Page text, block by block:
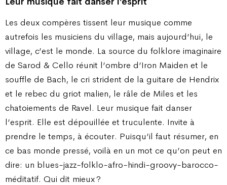
Les deux compères tissent leur musique comme
autrefois les musiciens du village, mais au­jourd’hui, le
village, c’est le monde. La source du folklore imaginaire
de Sarod & Cello réunit l’ombre d’Iron Maiden et le
souffle de Bach, le cri strident de la guitare de Hendrix
et le rebec du griot malien, le râle de Miles et les
chatoiements de Ravel. Leur musique fait danser
l’esprit. Elle est dépouillée et truculente. Invite à
prendre le temps, à écouter. Puisqu’il faut résumer, en
ce bas monde pressé, voilà en un mot ce qu’on peut en
dire: un blues-jazz-folklo-afro-hindi-groovy-ba­rocco-
méditatif. Qui dit mieux ?